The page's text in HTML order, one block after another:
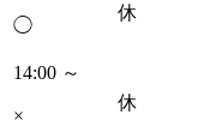
◯
休
14:00 ～
×
休